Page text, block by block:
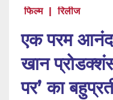
फिल्म | रिलीज
एक परम
खान
पर’ का